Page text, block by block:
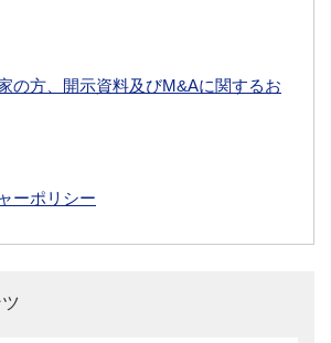
の方、開示資料及びM&Aに関するお
ーポリシー